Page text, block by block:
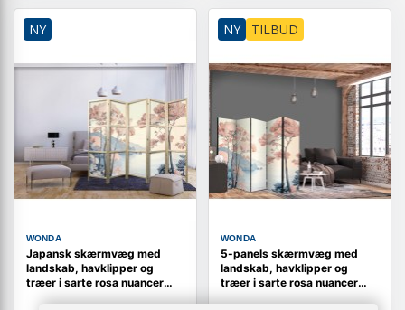
NY
WONDA
Japansk skærmvæg med
landskab, havklipper og
træer i sarte rosa nuancer
NY TILBUD
WONDA
5-panels skærmvæg med
landskab, havklipper og
træer i sarte rosa nuancer